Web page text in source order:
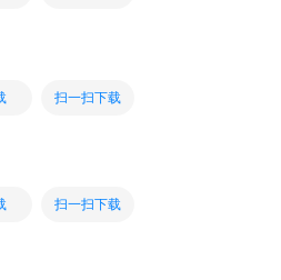
扫一扫下载
扫一扫下载